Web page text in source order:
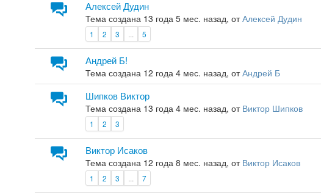
Алексей Дудин
Тема создана 13 года 5 мес. назад, отАлексей Дудин
1 2 3 5
Андрей Б!
Тема создана 12 года 4 мес. назад, отАндрей Б
Шипков Виктор
Тема создана 13 года 4 мес. назад, от Виктор Шипков
1 2 3
Виктор Исаков
Тема создана 12 года 8 мес. назад, от Виктор Исаков
1 2 3 7